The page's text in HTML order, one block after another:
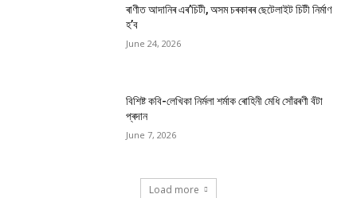
ৰাণীত আদানিৰ এৰ’চিটী, অসম চৰকাৰৰ ছেটেলাইট চিটী নিৰ্মাণ
হ’ব
June 24, 2026
বিশিষ্ট কবি-লেখিকা নিৰ্মলা শৰ্মাক ৰোহিনী মেধি সোঁৱৰণী বঁটা
প্ৰদান
June 7, 2026
Load more